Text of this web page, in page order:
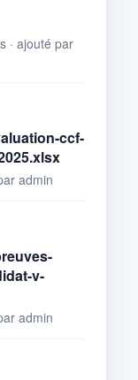
· ajouté par
ccf-
admin
v-
admin